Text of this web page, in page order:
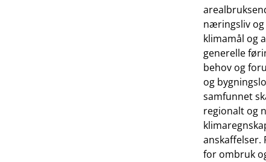
næringsliv og
klimamål og
generelle
behov og
og
samfunnet
regionalt og
anskaffelser.
for ombruk